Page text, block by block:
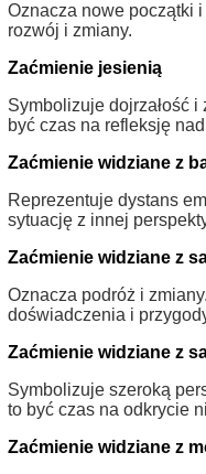
Oznacza nowe początki
rozwój i zmiany.
Zaćmienie jesienią
Symbolizuje dojrzałość
być czas na refleksję
Zaćmienie widziane z
Reprezentuje dystans
sytuację z innej
Zaćmienie widziane z
Oznacza podróż i
doświadczenia i
Zaćmienie widziane z
Symbolizuje szeroką
to być czas na odkrycie
Zaćmienie widziane z